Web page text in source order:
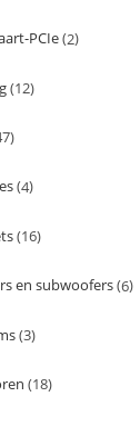
PCIe 2
12
4
16
en subwoofers 6
3
18